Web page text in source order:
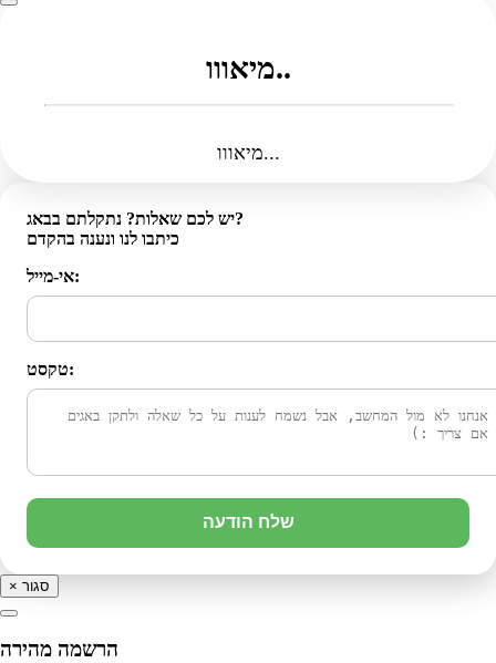
מיאווו..
מיאווו...
יש לכם שאלות? נתקלתם בבאג?
כיתבו לנו ונענה בהקדם
אי-מייל:
טקסט:
שלח הודעה
× סגור
הרשמה מהירה